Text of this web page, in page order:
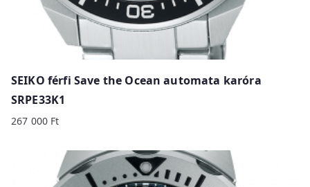
SEIKO férfi Save the Ocean automata karóra
SRPE33K1
267 000 Ft